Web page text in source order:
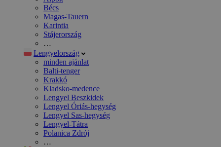
Bécs
Magas-Tauern
Karintia
Stájerország
…
Lengyelország
minden ajánlat
Balti-tenger
Krakkó
Kladsko-medence
Lengyel Beszkidek
Lengyel Óriás-hegység
Lengyel Sas-hegység
Lengyel-Tátra
Polanica Zdrój
…